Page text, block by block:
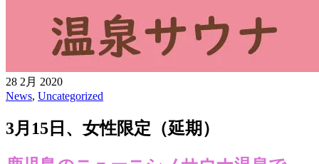
28 2月 2020
News, Uncategorized
3月15日、女性限定（延期）